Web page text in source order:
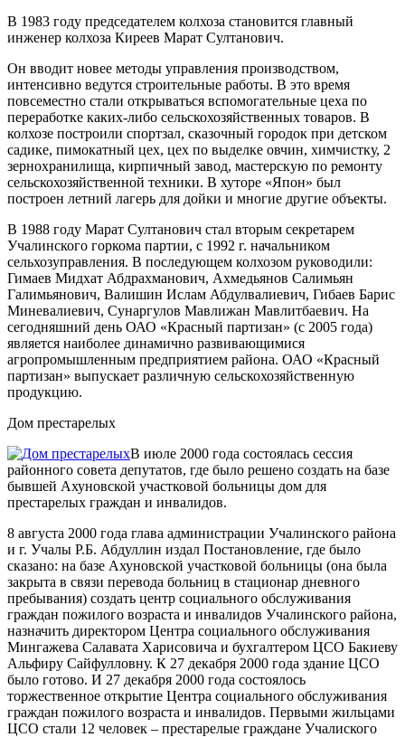
В 1983 году председателем колхоза становится главный
инженер колхоза Киреев Марат Султанович.
Он вводит новее методы управления производством,
интенсивно ведутся строительные работы. В это время
повсеместно стали открываться вспомогательные цеха по
переработке каких-либо сельскохозяйственных товаров. В
колхозе построили спортзал, сказочный городок при детском
садике, пимокатный цех, цех по выделке овчин, химчистку, 2
зернохранилища, кирпичный завод, мастерскую по ремонту
сельскохозяйственной техники. В хуторе «Япон» был
построен летний лагерь для дойки и многие другие объекты.
В 1988 году Марат Султанович стал вторым секретарем
Учалинского горкома партии, с 1992 г. начальником
сельхозуправления. В последующем колхозом руководили:
Гимаев Мидхат Абдрахманович, Ахмедьянов Салимьян
Галимьянович, Валишин Ислам Абдулвалиевич, Гибаев Барис
Миневалиевич, Сунаргулов Мавлижан Мавлитбаевич. На
сегодняшний день ОАО «Красный партизан» (с 2005 года)
является наиболее динамично развивающимися
агропромышленным предприятием района. ОАО «Красный
партизан» выпускает различную сельскохозяйственную
продукцию.
Дом престарелых
В июле 2000 года состоялась сессия
районного совета депутатов, где было решено создать на базе
бывшей Ахуновской участковой больницы дом для
престарелых граждан и инвалидов.
8 августа 2000 года глава администрации Учалинского района
и г. Учалы Р.Б. Абдуллин издал Постановление, где было
сказано: на базе Ахуновской участковой больницы (она была
закрыта в связи перевода больниц в стационар дневного
пребывания) создать центр социального обслуживания
граждан пожилого возраста и инвалидов Учалинского района,
назначить директором Центра социального обслуживания
Мингажева Салавата Харисовича и бухгалтером ЦСО Бакиеву
Альфиру Сайфулловну. К 27 декабря 2000 года здание ЦСО
было готово. И 27 декабря 2000 года состоялось
торжественное открытие Центра социального обслуживания
граждан пожилого возраста и инвалидов. Первыми жильцами
ЦСО стали 12 человек – престарелые граждане Учалиского